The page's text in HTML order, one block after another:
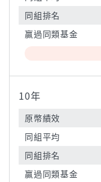
同組排名
贏過同類基金
10年
原幣績效
同組平均
同組排名
贏過同類基金